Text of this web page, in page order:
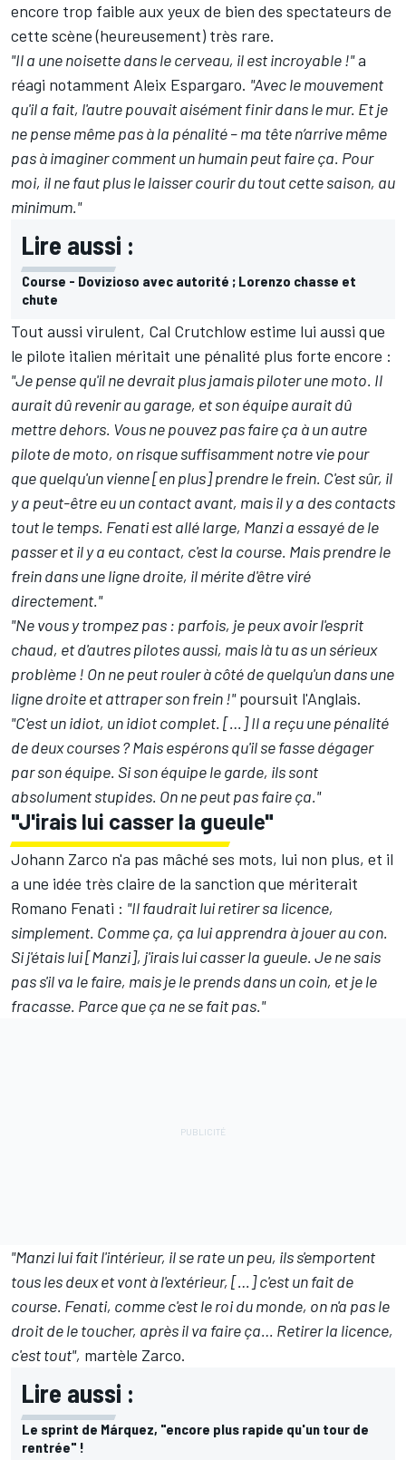
encore trop faible aux yeux de bien des spectateurs de
cette scène (heureusement) très rare.
"Il a une noisette dans le cerveau, il est incroyable !"a
réagi notamment Aleix Espargaro. "Avec le mouvement
qu'il a fait, l'autre pouvait aisément finir dans le mur. Et je
ne pense même pas à la pénalité – ma tête n’arrive même
pas à imaginer comment un humain peut faire ça. Pour
moi, il ne faut plus le laisser courir du tout cette saison, au
minimum."
Lire aussi :
Course - Dovizioso avec autorité ; Lorenzo chasse et
chute
Tout aussi virulent, Cal Crutchlow estime lui aussi que
le pilote italien méritait une pénalité plus forte encore :
"Je pense qu'il ne devrait plus jamais piloter une moto. Il
aurait dû revenir au garage, et son équipe aurait dû
mettre dehors. Vous ne pouvez pas faire ça à un autre
pilote de moto, on risque suffisamment notre vie pour
que quelqu'un vienne [en plus] prendre le frein. C'est sûr, il
y a peut-être eu un contact avant, mais il y a des contacts
tout le temps. Fenati est allé large, Manzi a essayé de le
passer et il y a eu contact, c'est la course. Mais prendre le
frein dans une ligne droite, il mérite d'être viré
directement."
"Ne vous y trompez pas : parfois, je peux avoir l'esprit
chaud, et d'autres pilotes aussi, mais là tu as un sérieux
problème ! On ne peut rouler à côté de quelqu'un dans une
ligne droite et attraper son frein !"poursuit l'Anglais.
"C'est un idiot, un idiot complet. […] Il a reçu une pénalité
de deux courses ? Mais espérons qu'il se fasse dégager
par son équipe. Si son équipe le garde, ils sont
absolument stupides. On ne peut pas faire ça."
"J'irais lui casser la gueule"
Johann Zarco n'a pas mâché ses mots, lui non plus, et il
a une idée très claire de la sanction que mériterait
Romano Fenati : "Il faudrait lui retirer sa licence,
simplement. Comme ça, ça lui apprendra à jouer au con.
Si j'étais lui [Manzi], j'irais lui casser la gueule. Je ne sais
pas s'il va le faire, mais je le prends dans un coin, et je le
fracasse. Parce que ça ne se fait pas."
"Manzi lui fait l'intérieur, il se rate un peu, ils s'emportent
tous les deux et vont à l'extérieur, […] c'est un fait de
course. Fenati, comme c'est le roi du monde, on n'a pas le
droit de le toucher, après il va faire ça… Retirer la licence,
c'est tout", martèle Zarco.
Lire aussi :
Le sprint de Márquez, "encore plus rapide qu'un tour de
rentrée" !